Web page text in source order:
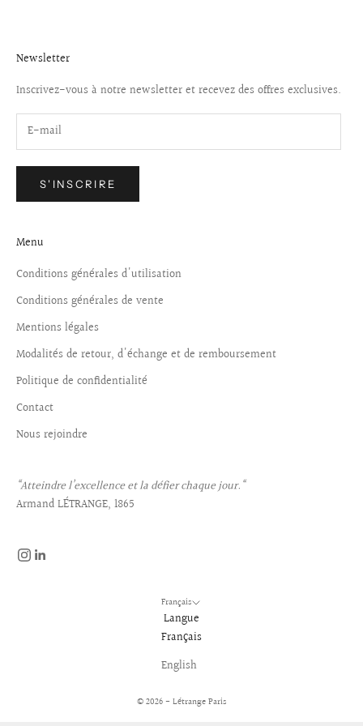
Newsletter
Inscrivez-vous à notre newsletter et recevez des offres exclusives.
S'INSCRIRE
Menu
Conditions générales d'utilisation
Conditions générales de vente
Mentions légales
Modalités de retour, d'échange et de remboursement
Politique de confidentialité
Contact
Nous rejoindre
“Atteindre l’excellence et la défier chaque jour.“
Armand LÉTRANGE, 1865
Français
Langue
Français
English
© 2026 - Létrange Paris